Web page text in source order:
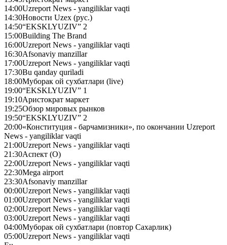
14:00Uzreport News - yangiliklar vaqti
14:30Новости Uzex (рус.)
14:50“EKSKLYUZIV” 2
15:00Building The Brand
16:00Uzreport News - yangiliklar vaqti
16:30Afsonaviy manzillar
17:00Uzreport News - yangiliklar vaqti
17:30Bu qanday quriladi
18:00Муборак ой сухбатлари (live)
19:00“EKSKLYUZIV” 1
19:10Аристократ маркет
19:25Обзор мировых рынков
19:50“EKSKLYUZIV” 2
20:00«Конституция - барчамизники», по окончании Uzreport
News - yangiliklar vaqti
21:00Uzreport News - yangiliklar vaqti
21:30Аспект (О)
22:00Uzreport News - yangiliklar vaqti
22:30Mega airport
23:30Afsonaviy manzillar
00:00Uzreport News - yangiliklar vaqti
01:00Uzreport News - yangiliklar vaqti
02:00Uzreport News - yangiliklar vaqti
03:00Uzreport News - yangiliklar vaqti
04:00Муборак ой сухбатлари (повтор Сахарлик)
05:00Uzreport News - yangiliklar vaqti